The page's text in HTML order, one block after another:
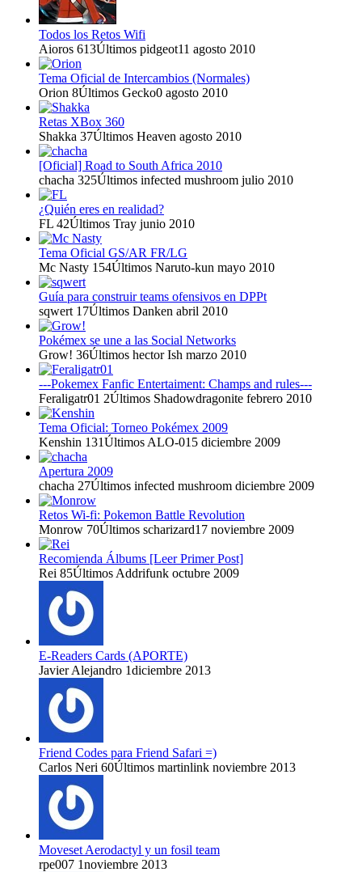
Todos los Retos Wifi
Aioros 613Últimos pidgeot11 agosto 2010
Tema Oficial de Intercambios (Normales)
Orion 8Últimos Gecko0 agosto 2010
Retas XBox 360
Shakka 37Últimos Heaven agosto 2010
[Oficial] Road to South Africa 2010
chacha 325Últimos infected mushroom julio 2010
¿Quién eres en realidad?
FL 42Últimos Tray junio 2010
Tema Oficial GS/AR FR/LG
Mc Nasty 154Últimos Naruto-kun mayo 2010
Guía para construir teams ofensivos en DPPt
sqwert 17Últimos Danken abril 2010
Pokémex se une a las Social Networks
Grow! 36Últimos hector Ish marzo 2010
---Pokemex Fanfic Entertaiment: Champs and rules---
Feraligatr01 2Últimos Shadowdragonite febrero 2010
Tema Oficial: Torneo Pokémex 2009
Kenshin 131Últimos ALO-015 diciembre 2009
Apertura 2009
chacha 27Últimos infected mushroom diciembre 2009
Retos Wi-fi: Pokemon Battle Revolution
Monrow 70Últimos scharizard17 noviembre 2009
Recomienda Álbums [Leer Primer Post]
Rei 85Últimos Addrifunk octubre 2009
E-Readers Cards (APORTE)
Javier Alejandro 1diciembre 2013
Friend Codes para Friend Safari =)
Carlos Neri 60Últimos martinlink noviembre 2013
Moveset Aerodactyl y un fosil team
rpe007 1noviembre 2013